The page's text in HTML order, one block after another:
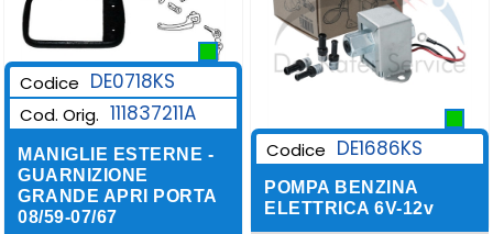
Codice DE0718KS
Cod. Orig. 111837211A
MANIGLIE ESTERNE -
GUARNIZIONE
GRANDE APRI PORTA
08/59-07/67
Codice DE1686KS
POMPA BENZINA
ELETTRICA 6V-12v